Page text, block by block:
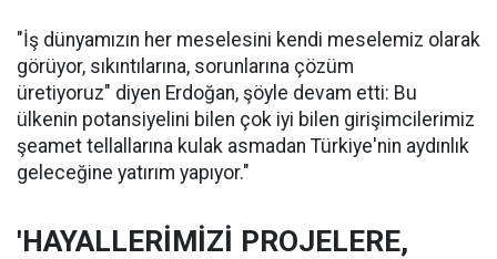
"İş dünyamızın her meselesini kendi meselemiz olarak
görüyor, sıkıntılarına, sorunlarına çözüm
üretiyoruz" diyen Erdoğan, şöyle devam etti: Bu
ülkenin potansiyelini bilen çok iyi bilen girişimcilerimiz
şeamet tellallarına kulak asmadan Türkiye'nin aydınlık
geleceğine yatırım yapıyor."
​'HAYALLERİMİZİ PROJELERE,